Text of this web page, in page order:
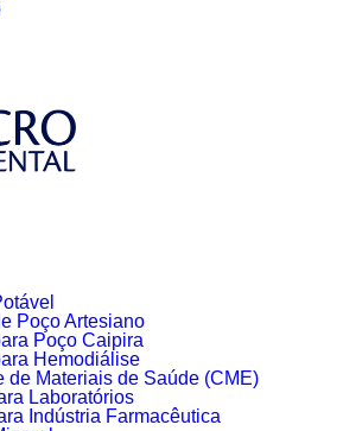
Poço Artesiano
Poço Caipira
Hemodiálise
de Materiais de Saúde (CME)
Laboratórios
Indústria Farmacêutica